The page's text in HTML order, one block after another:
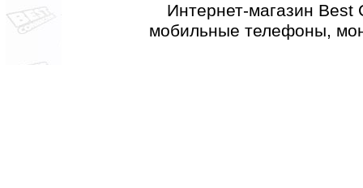
Интернет-магазин Best
мобильные телефоны,